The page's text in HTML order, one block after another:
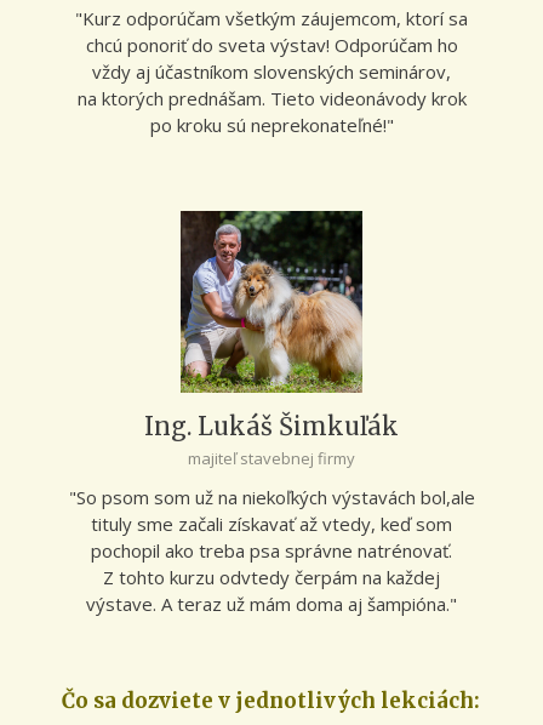
"Kurz odporúčam všetkým záujemcom, ktorí sa
chcú ponoriť do sveta výstav! Odporúčam ho
vždy aj účastníkom slovenských seminárov,
na ktorých prednášam. Tieto videonávody krok
po kroku sú neprekonateľné!"
Ing. Lukáš Šimkuľák
majiteľ stavebnej firmy
"So psom som už na niekoľkých výstavách bol,ale
tituly sme začali získavať až vtedy, keď som
pochopil ako treba psa správne natrénovať.
Z tohto kurzu odvtedy čerpám na každej
výstave. A teraz už mám doma aj šampióna."
Čo sa dozviete v jednotlivých lekciách: